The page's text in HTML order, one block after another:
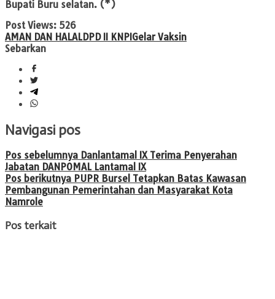
Bupati Buru selatan. (*)
Post Views: 526
AMAN DAN HALALDPD II KNPIGelar Vaksin
Sebarkan
Navigasi pos
Pos sebelumnya Danlantamal IX Terima Penyerahan
Jabatan DANPOMAL Lantamal IX
Pos berikutnya PUPR Bursel Tetapkan Batas Kawasan
Pembangunan Pemerintahan dan Masyarakat Kota
Namrole
Pos terkait